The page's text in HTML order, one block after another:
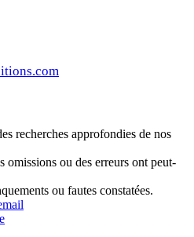
recherches approfondies de nos
omissions ou des erreurs ont peut-
ou fautes constatées.